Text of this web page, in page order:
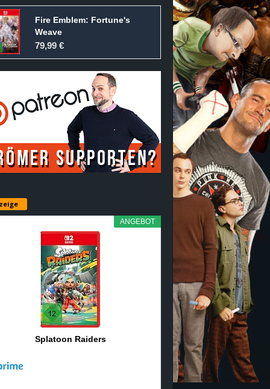
Fire Emblem: Fortune's
Weave
79,99 €
ANGEBOT
Splatoon Raiders